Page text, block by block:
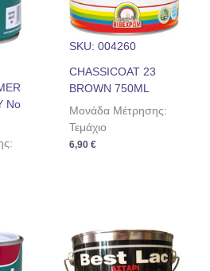
Nο
SKU: 004260
CHASSICOAT 23
BROWN 750ML
Μονάδα Μέτρησης:
Τεμάχιο
6,90 €